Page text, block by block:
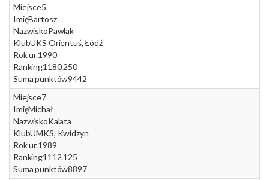
Miejsce5
ImięBartosz
NazwiskoPawlak
KlubUKS Orientuś, Łódź
Rok ur.1990
Ranking1180.250
Suma punktów9442
Miejsce7
ImięMichał
NazwiskoKalata
KlubUMKS, Kwidzyn
Rok ur.1989
Ranking1112.125
Suma punktów8897